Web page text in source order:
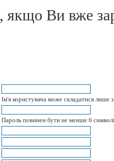
, якщо Ви вже
Ім'я користувача може складатися лише
Пароль повинен бути не менше 6